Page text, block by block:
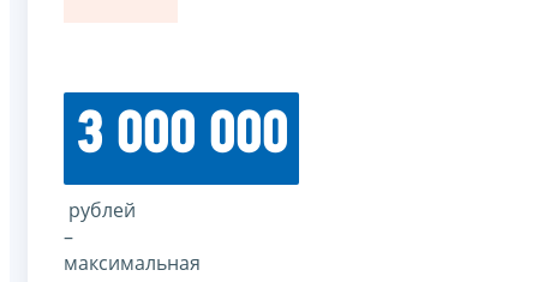
3 000 000
рублей
–
максимальная